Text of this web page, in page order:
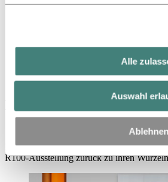
Alle
Auswahl
Ablehnen
Hydro auf einen Blick
Medien
Week
Hydro holt R100 „nach
der Dutch Design Week
Nach Ausstellungen in Mailand und
R100-Ausstellung zurück zu ihren